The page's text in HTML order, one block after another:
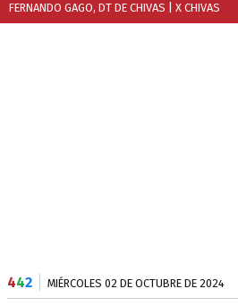
FERNANDO GAGO, DT DE CHIVAS | X CHIVAS
442 MIÉRCOLES 02 DE OCTUBRE DE 2024